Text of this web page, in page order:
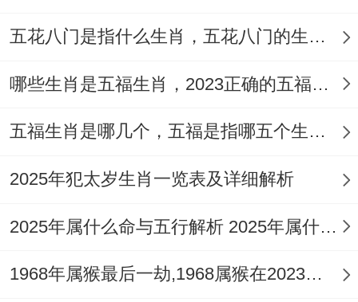
五花八门是指什么生肖，五花八门的生肖究竟是谁？
哪些生肖是五福生肖，2023正确的五福生肖是哪5位
五福生肖是哪几个，五福是指哪五个生肖动物
2025年犯太岁生肖一览表及详细解析
2025年属什么命与五行解析 2025年属什么生肖五行属性是什么
1968年属猴最后一劫,1968属猴在2023劫数